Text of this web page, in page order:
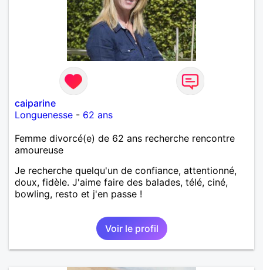
caiparine
Longuenesse - 62 ans
Femme divorcé(e) de 62 ans recherche rencontre
amoureuse
Je recherche quelqu'un de confiance, attentionné,
doux, fidèle. J'aime faire des balades, télé, ciné,
bowling, resto et j'en passe !
Voir le profil